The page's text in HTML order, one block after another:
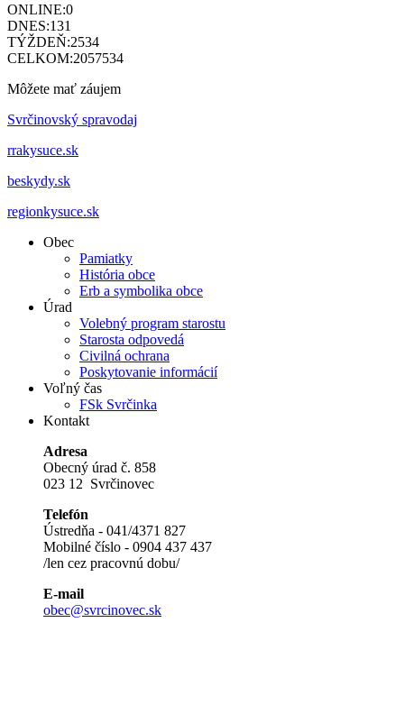
ONLINE:0
DNES:131
TÝŽDEŇ:2534
CELKOM:2057534
Môžete mať záujem
Svrčinovský spravodaj
rrakysuce.sk
beskydy.sk
regionkysuce.sk
Obec
Pamiatky
História obce
Erb a symbolika obce
Úrad
Volebný program starostu
Starosta odpovedá
Civilná ochrana
Poskytovanie informácií
Voľný čas
FSk Svrčinka
Kontakt
Adresa
Obecný úrad č. 858
023 12 Svrčinovec
Telefón
Ústredňa - 041/4371 827
Mobilné číslo - 0904 437 437
/len cez pracovnú dobu/
E-mail
obec@svrcinovec.sk